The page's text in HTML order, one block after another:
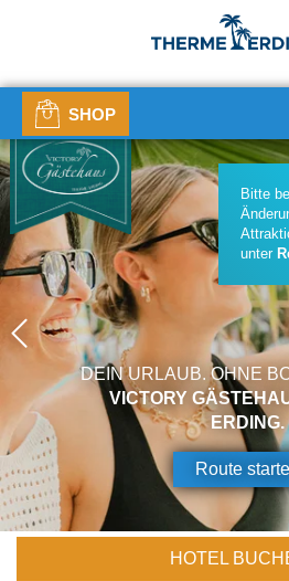
SHOP
Bitte
unter
DEIN URLAUB. OHNE
VICTORY
ERDING.
Route
HOTEL